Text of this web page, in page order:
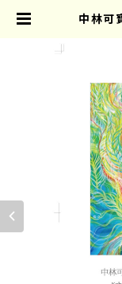
中林可